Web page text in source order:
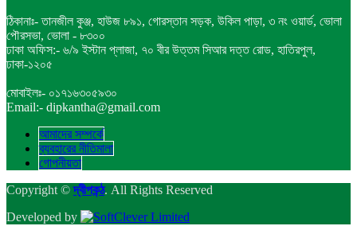
ঠিকানাঃ- তানজীল কুঞ্জ, হাউজ ৮৯১, গোরস্তান সড়ক, উকিল পাড়া, ৩ নং ওয়ার্ড, ভোলা
পৌরসভা, ভোলা - ৮৩০০
ঢাকা অফিস:- ৬/৯ ইস্টান প্লাজা, ৭০ বীর উত্তম সিআর দত্ত রোড, হাতিরপুল,
ঢাকা-১২০৫
মোবাইলঃ- ০১৭১৬৩০৫৯৩০
Email:- dipkantha@gmail.com
আমাদের সম্পর্কে
ব্যবহারের নীতিমালা
গোপনীয়তা
Copyright ©দ্বীপকন্ঠ. All Rights Reserved
Developed by